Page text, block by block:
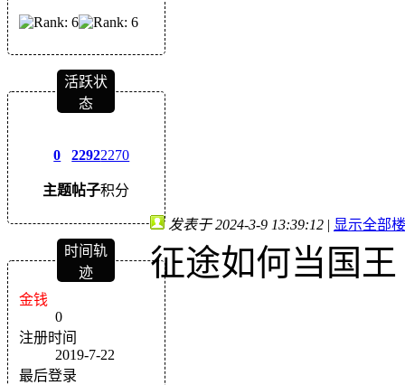
活跃状
态
0
主题
2292
帖子
2270
积分
时间轨
迹
金钱
0
注册时间
2019-7-22
最后登录
发表于 2024-3-9 13:39:12 | 显示全部
征途如何当国王